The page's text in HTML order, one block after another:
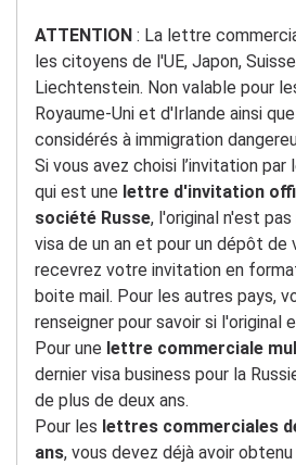
ATTENTION : La lettre
les citoyens de l'UE, Japon,
Liechtenstein. Non valable pour
Royaume-Uni et d'Irlande ainsi
considérés à immigration
Si vous avez choisi l’invitation
qui est une lettre d'invitation
société Russe, l'original n'est
visa de un an et pour un dépôt de
recevrez votre invitation en
boite mail. Pour les autres pays,
renseigner pour savoir si l'original
Pour une lettre commerciale
dernier visa business pour la
de plus de deux ans.
Pour les lettres commerciales
ans, vous devez déjà avoir